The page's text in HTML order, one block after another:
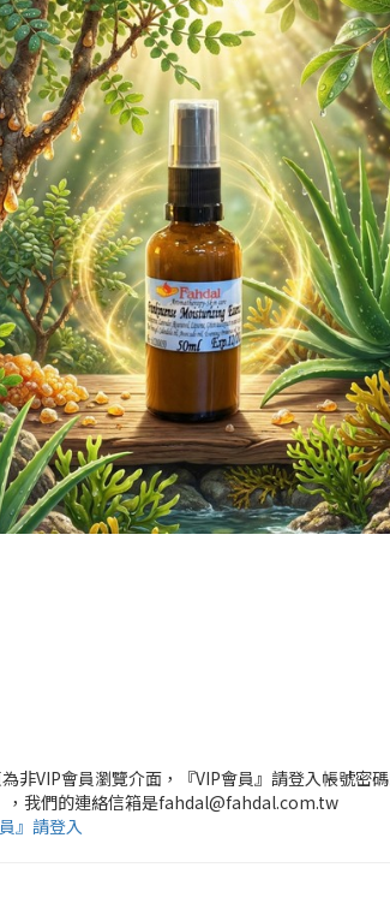
非VIP會員瀏覽介面，『VIP會員』請登入帳號密
，我們的連絡信箱是fahdal@fahdal.com.tw
』請登入